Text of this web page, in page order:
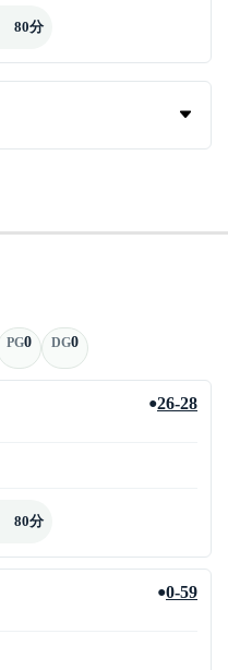
80分
PG0 DG0
●26-28
80分
●0-59